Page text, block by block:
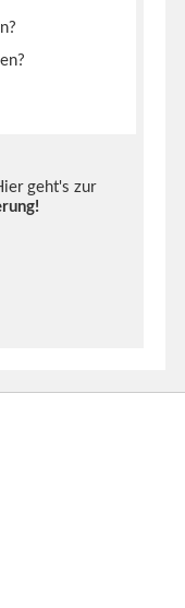
geht's zur
!